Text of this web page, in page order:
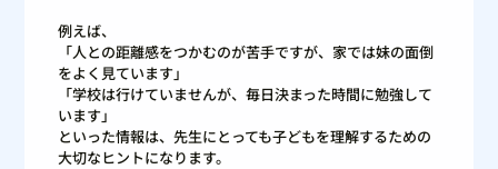
例えば、
「人との距離感をつかむのが苦手ですが、家では妹の面倒
をよく見ています」
「学校は行けていませんが、毎日決まった時間に勉強して
います」
といった情報は、先生にとっても子どもを理解するための
大切なヒントになります。